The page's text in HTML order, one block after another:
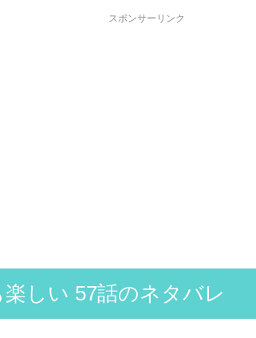
スポンサーリンク
しい 57話のネタバレ